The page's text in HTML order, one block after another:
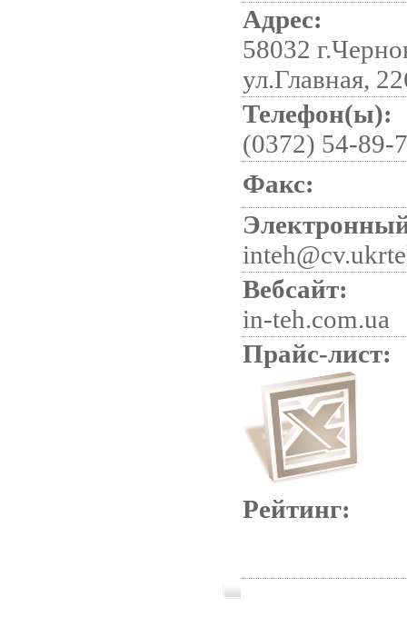
Адрес:
58032
ул.Главная,
Телефон(ы):
(0372) 54-89-
Факс:
Вебсайт:
in-teh.com.ua
Прайс-лист:
Рейтинг: